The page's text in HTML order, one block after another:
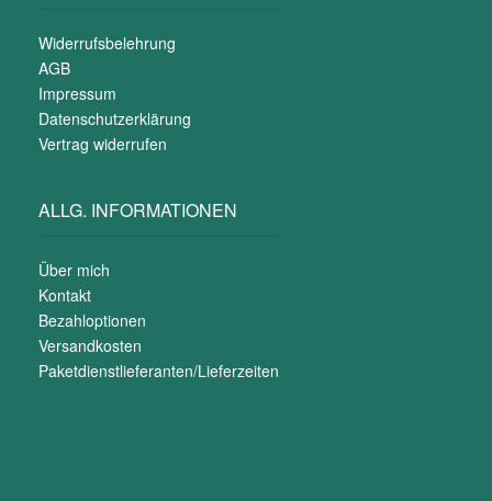
Widerrufsbelehrung
AGB
Impressum
Datenschutzerklärung
Vertrag widerrufen
ALLG. INFORMATIONEN
Über mich
Kontakt
Bezahloptionen
Versandkosten
Paketdienstlieferanten/Lieferzeiten